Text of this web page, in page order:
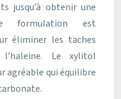
jusqu’à obtenir une
formulation est
éliminer les taches
Le xylitol
agréable qui équilibre